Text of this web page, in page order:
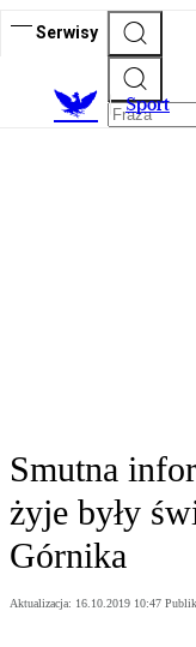
Serwisy
Sport
Smutna
żyje były
Górnika
Aktualizacja: 16.10.2019 10:47